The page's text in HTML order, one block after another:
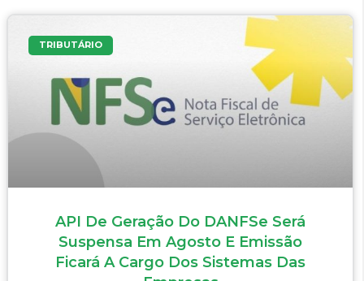
TRIBUTÁRIO
API De Geração Do DANFSe Será
Suspensa Em Agosto E Emissão
Ficará A Cargo Dos Sistemas Das